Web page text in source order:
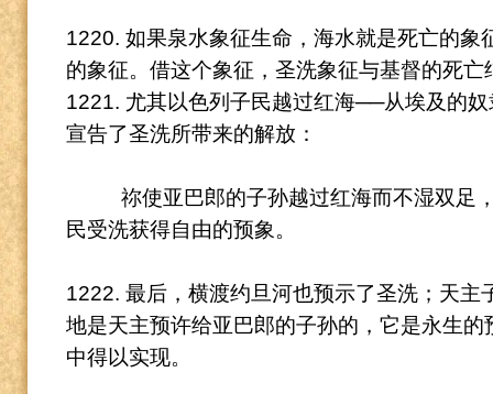
1220. 如果泉水象征生命，海水就是死亡的象
的象征。借这个象征，圣洗象征与基督的死亡
1221. 尤其以色列子民越过红海──从埃及的
宣告了圣洗所带来的解放：
祢使亚巴郎的子孙越过红海而不湿双足
民受洗获得自由的预象。
1222. 最后，横渡约旦河也预示了圣洗；天主
地是天主预许给亚巴郎的子孙的，它是永生的
中得以实现。